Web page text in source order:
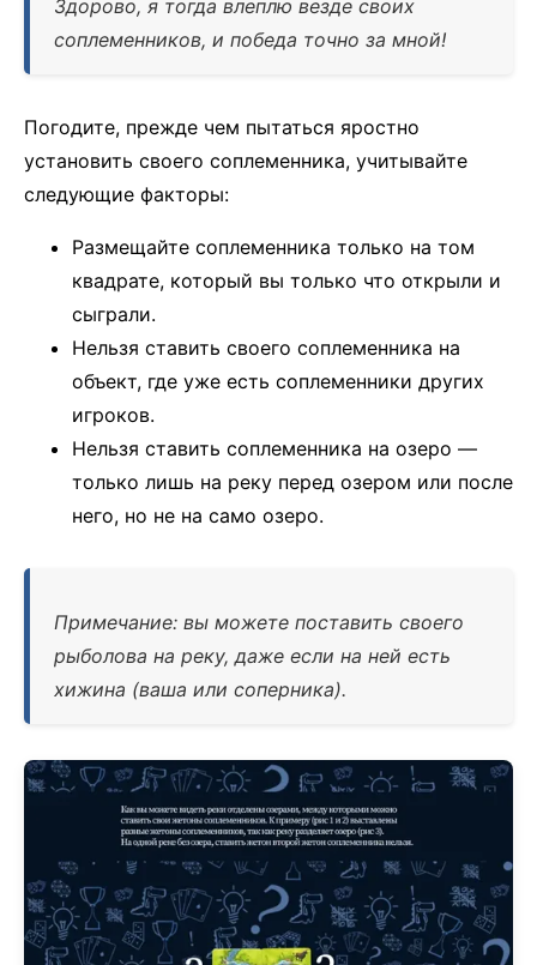
Здорово, я тогда влеплю везде своих
соплеменников, и победа точно за мной!
Погодите, прежде чем пытаться яростно
установить своего соплеменника, учитывайте
следующие факторы:
Размещайте соплеменника только на том
квадрате, который вы только что открыли и
сыграли.
Нельзя ставить своего соплеменника на
объект, где уже есть соплеменники других
игроков.
Нельзя ставить соплеменника на озеро —
только лишь на реку перед озером или после
него, но не на само озеро.
Примечание: вы можете поставить своего
рыболова на реку, даже если на ней есть
хижина (ваша или соперника).